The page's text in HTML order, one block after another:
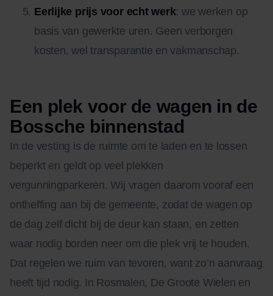
Eerlijke prijs voor echt werk: we werken op
basis van gewerkte uren. Geen verborgen
kosten, wel transparantie en vakmanschap.
Een plek voor de wagen in de
Bossche binnenstad
In de vesting is de ruimte om te laden en te lossen
beperkt en geldt op veel plekken
vergunningparkeren. Wij vragen daarom vooraf een
ontheffing aan bij de gemeente, zodat de wagen op
de dag zelf dicht bij de deur kan staan, en zetten
waar nodig borden neer om die plek vrij te houden.
Dat regelen we ruim van tevoren, want zo’n aanvraag
heeft tijd nodig. In Rosmalen, De Groote Wielen en